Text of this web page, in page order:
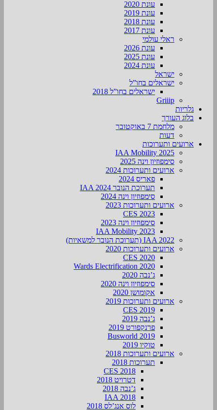
עונת 2020
עונת 2019
עונת 2018
עונת 2017
ראלי עולמי
עונת 2026
עונת 2025
עונת 2024
ישראל
ישראלים בחו”ל
ישראלים בחו”ל 2018
Griiip
גלריות
בלוג העורך
מלחמת 7 באוקטובר
דעות
ארועים ותערוכות
2025 IAA Mobility
סימפוזיון וינה 2025
ארועים ותערוכות 2024
פאריס 2024
תערוכת הנובר IAA 2024
סימפוזיון וינה 2024
ארועים ותערוכות 2023
CES 2023
סימפוזיון וינה 2023
IAA Mobility 2023
IAA 2022 (תערוכת הנובר למשאיות)
ארועים ותערוכות 2020
CES 2020
Wards Electrification 2020
ג’נבה 2020
סימפוזיון וינה 2020
אקומושן 2020
ארועים ותערוכות 2019
CES 2019
ג’נבה 2019
פרנקפורט 2019
Busworld 2019
טוקיו 2019
ארועים ותערוכות 2018
תערוכות 2018
CES 2018
דטרויט 2018
ג’נבה 2018
IAA 2018
לוס אנג’לס 2018